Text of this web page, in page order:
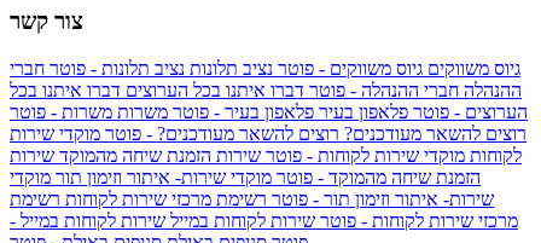
צור קשר
גיוס משווקים גיוס משווקים - פוטר נציב תלונות נציב תלונות - פוטר חברי
ההנהלה חברי ההנהלה - פוטר דברו איתנו בכל הערוצים דברו איתנו בכל
הערוצים - פוטר פלאפון בעיר פלאפון בעיר - פוטר משרות משרות - פוטר
רוצים להשאר מעודכנים? רוצים להשאר מעודכנים? - פוטר מוקדי שירות
לקוחות מוקדי שירות לקוחות - פוטר שירות הזמנת שיחה מהמוקד שירות
הזמנת שיחה מהמוקד - פוטר מוקדי שירות- איתור וזימון תור מוקדי
שירות- איתור וזימון תור - פוטר רשימת מרכזי שירות לקוחות רשימת
מרכזי שירות לקוחות - פוטר שירות לקוחות במייל שירות לקוחות במייל -